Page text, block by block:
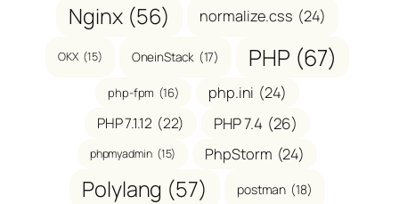
Nginx (56) normalize.css (24)
OKX (15) OneinStack (17) PHP (67)
php-fpm (16) php.ini (24)
PHP 7.1.12 (22) PHP 7.4 (26)
phpmyadmin (15) PhpStorm (24)
Polylang (57) postman (18)